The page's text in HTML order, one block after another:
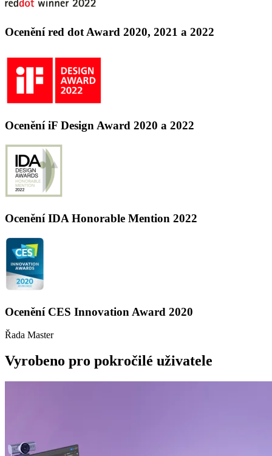
Ocenění red dot Award 2020, 2021 a 2022
Ocenění iF Design Award 2020 a 2022
Ocenění IDA Honorable Mention 2022
Ocenění CES Innovation Award 2020
Řada Master
Vyrobeno pro pokročilé uživatele